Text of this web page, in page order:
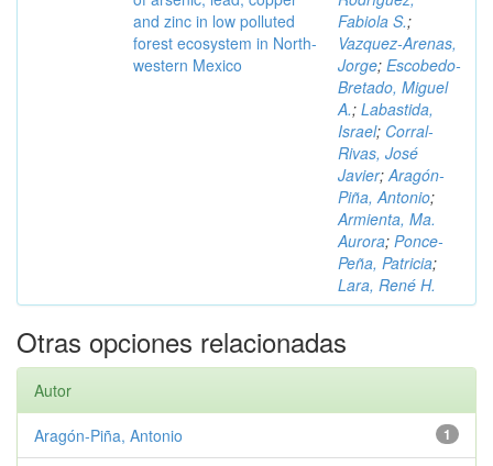
and zinc in low polluted
forest ecosystem in North-
western Mexico
Fabiola S.;
Vazquez-Arenas,
Jorge; Escobedo-
Bretado, Miguel
A.; Labastida,
Israel; Corral-
Rivas, José
Javier;Aragón-
Piña, Antonio;
Armienta, Ma.
Aurora; Ponce-
Peña, Patricia;
Lara, René H.
Otras opciones relacionadas
Autor
1
Aragón-Piña, Antonio